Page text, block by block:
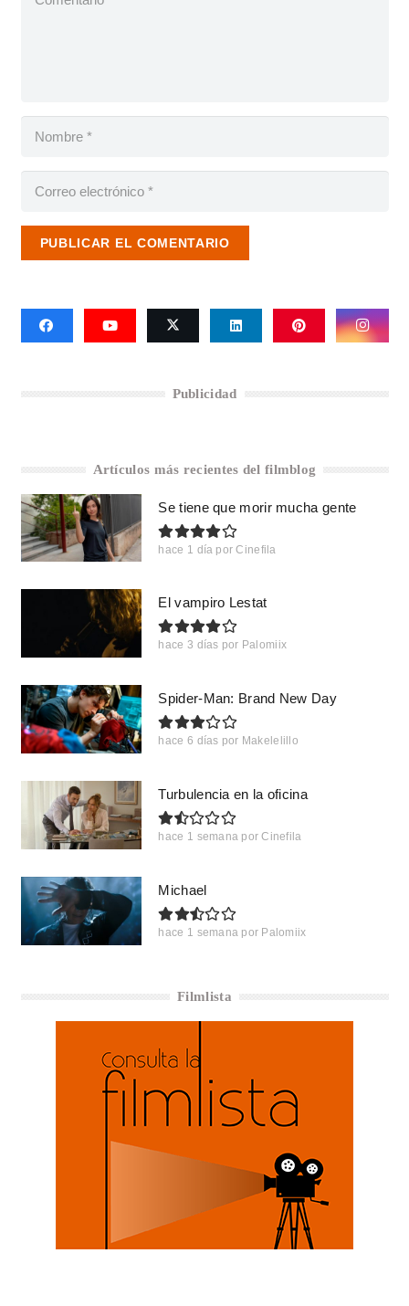
PUBLICAR EL COMENTARIO
Publicidad
Artículos más recientes del filmblog
Se tiene que morir mucha gente
hace 1 día por Cinefila
El vampiro Lestat
hace 3 días por Palomiix
Spider-Man: Brand New Day
hace 6 días por Makelelillo
Turbulencia en la oficina
hace 1 semana por Cinefila
Michael
hace 1 semana por Palomiix
Filmlista